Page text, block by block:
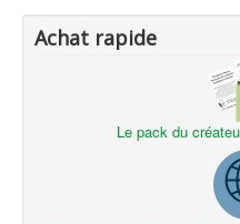
Achat rapide
Le pack du